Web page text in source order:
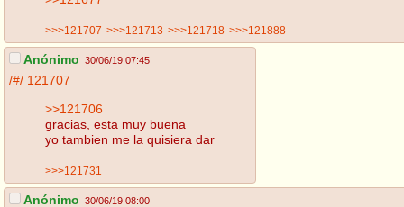
>>>121707 >>>121713 >>>121718 >>>121888
Anónimo 30/06/19 07:45
/#/ 121707
>>121706
gracias, esta muy buena
yo tambien me la quisiera dar
>>>121731
Anónimo 30/06/19 08:00